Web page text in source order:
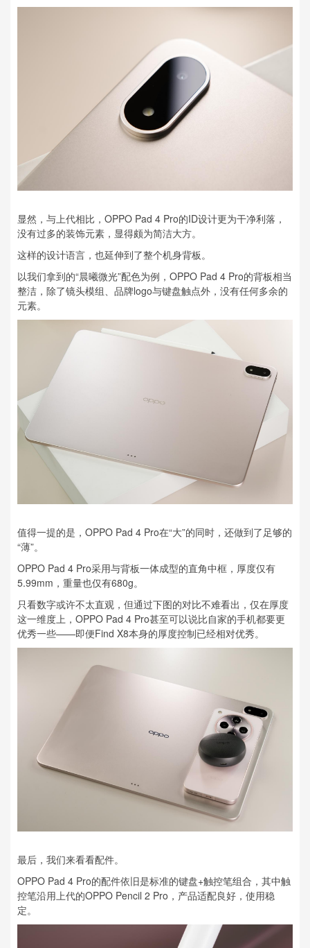
显然，与上代相比，OPPO Pad 4 Pro的ID设计更为干净利落，
没有过多的装饰元素，显得颇为简洁大方。
这样的设计语言，也延伸到了整个机身背板。
以我们拿到的“晨曦微光”配色为例，OPPO Pad 4 Pro的背板相当
整洁，除了镜头模组、品牌logo与键盘触点外，没有任何多余的
元素。
值得一提的是，OPPO Pad 4 Pro在“大”的同时，还做到了足够的
“薄”。
OPPO Pad 4 Pro采用与背板一体成型的直角中框，厚度仅有
5.99mm，重量也仅有680g。
只看数字或许不太直观，但通过下图的对比不难看出，仅在厚度
这一维度上，OPPO Pad 4 Pro甚至可以说比自家的手机都要更
优秀一些——即便Find X8本身的厚度控制已经相对优秀。
最后，我们来看看配件。
OPPO Pad 4 Pro的配件依旧是标准的键盘+触控笔组合，其中触
控笔沿用上代的OPPO Pencil 2 Pro，产品适配良好，使用稳
定。